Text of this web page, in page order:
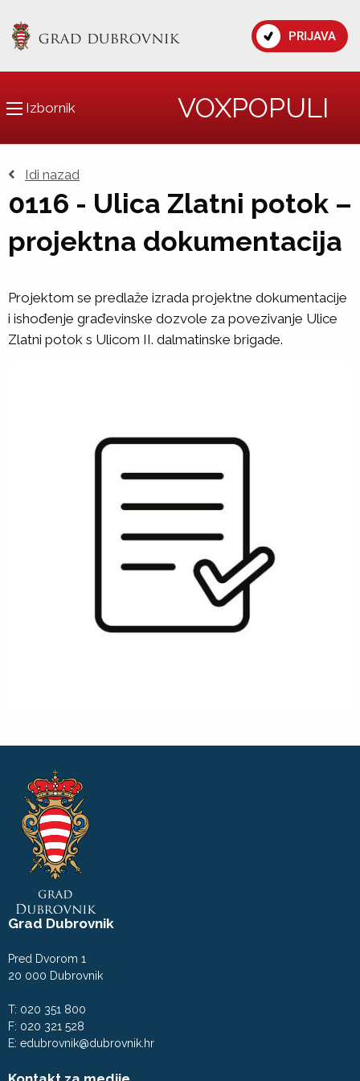
PRIJAVA
Izbornik VOXPOPULI
Idi nazad
0116 - Ulica Zlatni potok –
projektna dokumentacija
Projektom se predlaže izrada projektne dokumentacije
i ishođenje građevinske dozvole za povezivanje Ulice
Zlatni potok s Ulicom II. dalmatinske brigade.
Grad Dubrovnik
Pred Dvorom 1
20 000 Dubrovnik
T: 020 351 800
F: 020 321 528
E: edubrovnik@dubrovnik.hr